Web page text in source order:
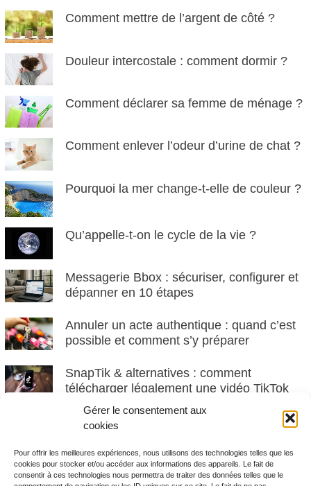
Gérer le consentement aux
cookies
Pour offrir les meilleures expériences, nous utilisons des technologies telles que les
cookies pour stocker et/ou accéder aux informations des appareils. Le fait de
consentir à ces technologies nous permettra de traiter des données telles que le
Comment mettre de l’argent de côté ?
Douleur intercostale : comment dormir ?
Comment déclarer sa femme de ménage ?
Comment enlever l’odeur d’urine de chat ?
Pourquoi la mer change-t-elle de couleur ?
Qu’appelle-t-on le cycle de la vie ?
Messagerie Bbox : sécuriser, configurer et
dépanner en 10 étapes
Annuler un acte authentique : quand c’est
possible et comment s’y préparer
SnapTik & alternatives : comment
télécharger légalement une vidéo TikTok
(guide responsable)
par région : quel pollen quand ? (guide &
prévention)